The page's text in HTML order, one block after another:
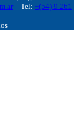
– Tel: +(54) 9 261